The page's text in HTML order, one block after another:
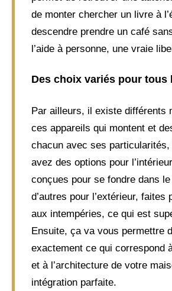
de monter chercher un livre à
descendre prendre un café
l’aide à personne, une vraie
Des choix variés pour tous
Par ailleurs, il existe différents
ces appareils qui montent et
chacun avec ses particularités,
avez des options pour
conçues pour se fondre dans
d’autres pour l’extérieur, faites
aux intempéries, ce qui est
Ensuite, ça va vous permettre
exactement ce qui correspond
et à l’architecture de votre
intégration parfaite.